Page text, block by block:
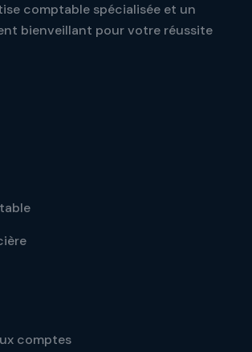
comptable spécialisée et un
bienveillant pour votre réussite
comptes